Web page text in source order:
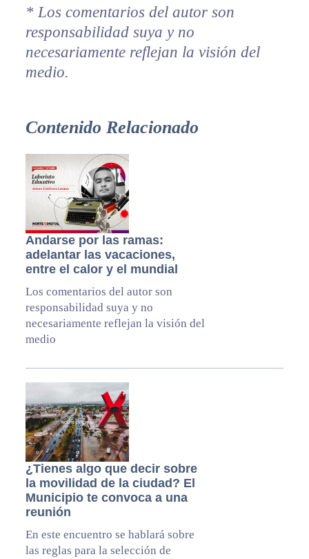
* Los comentarios del autor son
responsabilidad suya y no
necesariamente reflejan la visión del
medio.
Contenido Relacionado
Andarse por las ramas:
adelantar las vacaciones,
entre el calor y el mundial
Los comentarios del autor son
responsabilidad suya y no
necesariamente reflejan la visión del
medio
¿Tienes algo que decir sobre
la movilidad de la ciudad? El
Municipio te convoca a una
reunión
En este encuentro se hablará sobre
las reglas para la selección de